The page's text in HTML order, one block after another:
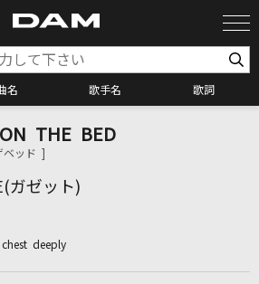
名 歌手名 歌詞
カラオケ検索
カラオケ店舗検索
THE BED
ベッド ]
ガゼット)
chest deeply